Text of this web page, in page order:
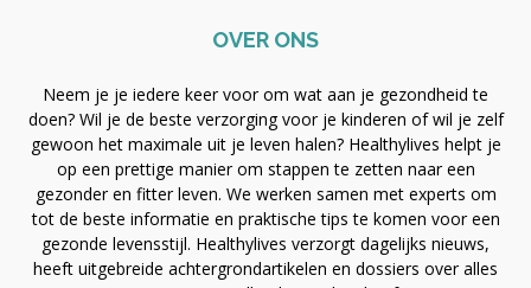
OVER ONS
Neem je je iedere keer voor om wat aan je gezondheid te
doen? Wil je de beste verzorging voor je kinderen of wil je zelf
gewoon het maximale uit je leven halen? Healthylives helpt je
op een prettige manier om stappen te zetten naar een
gezonder en fitter leven. We werken samen met experts om
tot de beste informatie en praktische tips te komen voor een
gezonde levensstijl. Healthylives verzorgt dagelijks nieuws,
heeft uitgebreide achtergrondartikelen en dossiers over alles